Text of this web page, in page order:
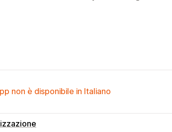
non è disponibile in Italiano